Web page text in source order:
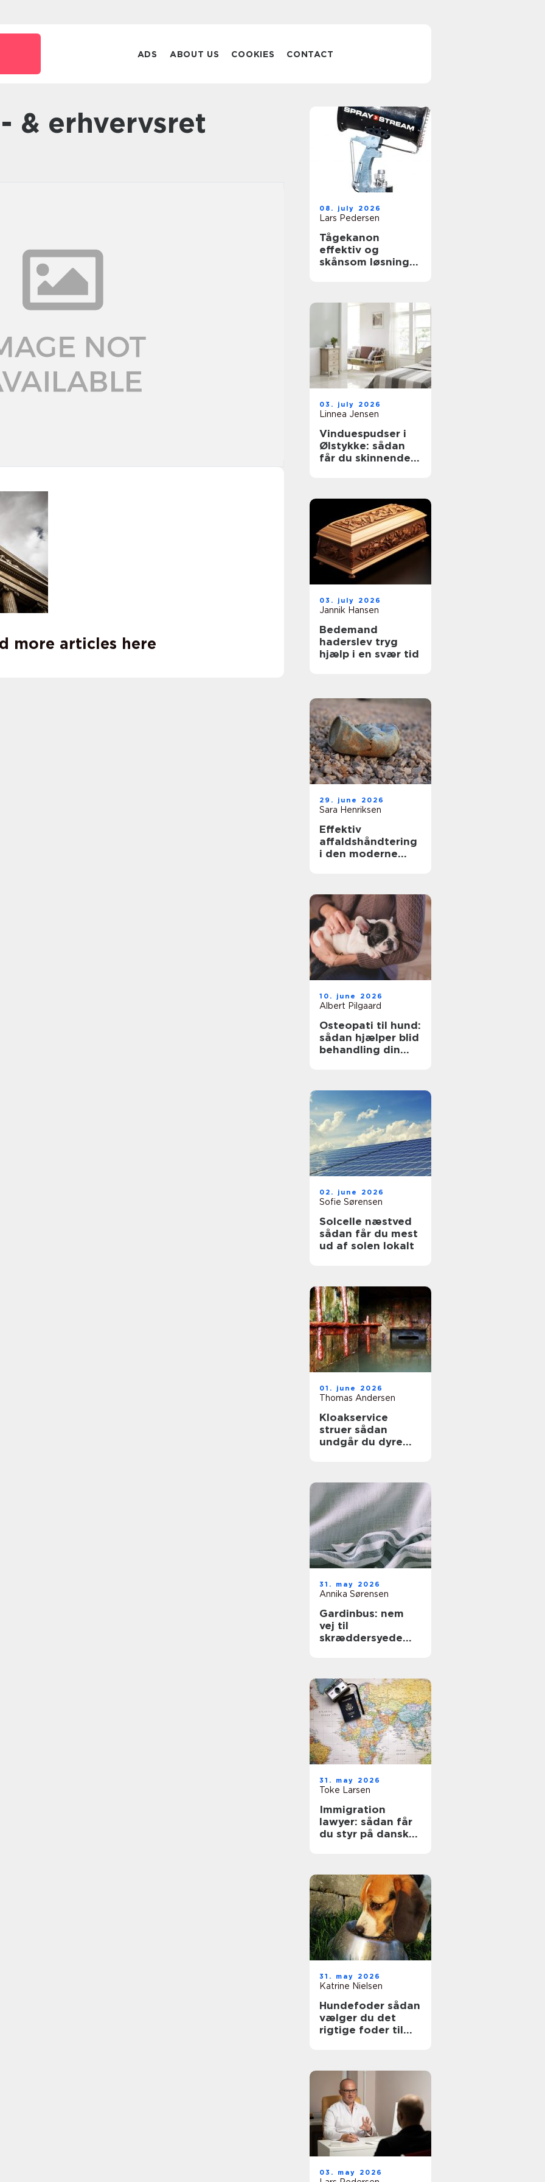
ADS ABOUT US COOKIES CONTACT
& erhvervsret
more articles here
08. july 2026
Lars Pedersen
Tågekanon
effektiv og
skånsom løsning
03. july 2026
Linnea Jensen
Vinduespudser i
Ølstykke: sådan
får du skinnende
03. july 2026
Jannik Hansen
Bedemand
haderslev tryg
hjælp i en svær tid
29. june 2026
Sara Henriksen
Effektiv
affaldshåndtering
i den moderne
10. june 2026
Albert Pilgaard
Osteopati til hund:
sådan hjælper blid
behandling din
02. june 2026
Sofie Sørensen
Solcelle næstved
sådan får du mest
ud af solen lokalt
01. june 2026
Thomas Andersen
Kloakservice
struer sådan
undgår du dyre
31. may 2026
Annika Sørensen
Gardinbus: nem
vej til
skræddersyede
31. may 2026
Toke Larsen
Immigration
lawyer: sådan får
du styr på dansk
31. may 2026
Katrine Nielsen
Hundefoder sådan
vælger du det
rigtige foder til
03. may 2026